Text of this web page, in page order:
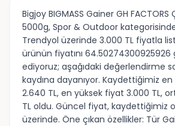
Bigjoy BIGMASS Gainer GH FACTORS
5000g, Spor & Outdoor
Trendyol üzerinde 3.000 TL fiyatla
ürünün fiyatını
ediyoruz; aşağıdaki değerlendirme
kaydına dayanıyor. Kaydettiğimiz
2.640 TL, en yüksek fiyat 3.000 TL,
TL oldu. Güncel fiyat, kaydettiğimiz
üzerinde. Öne çıkan özellikler: Tür